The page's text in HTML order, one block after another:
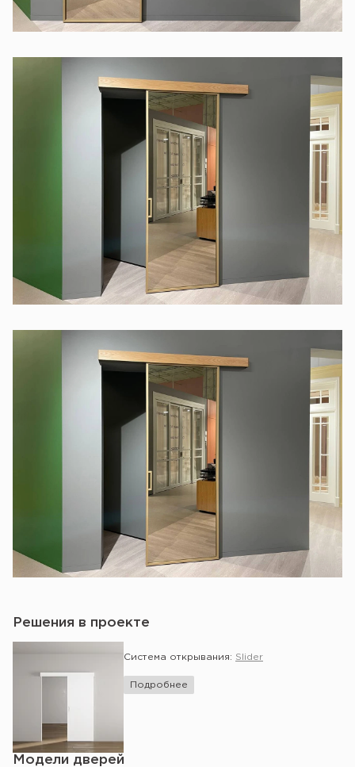
Решения в проекте
Система открывания: Slider
Подробнее
Модели дверей